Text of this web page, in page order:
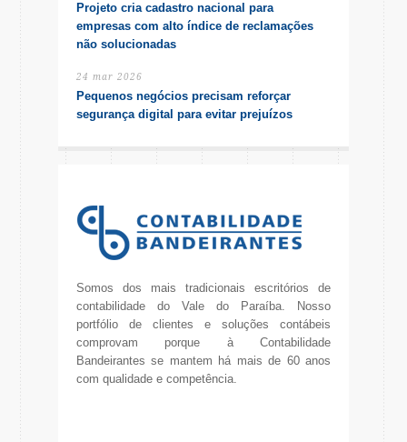
Projeto cria cadastro nacional para
empresas com alto índice de reclamações
não solucionadas
24 mar 2026
Pequenos negócios precisam reforçar
segurança digital para evitar prejuízos
Somos dos mais tradicionais escritórios de
contabilidade do Vale do Paraíba. Nosso
portfólio de clientes e soluções contábeis
comprovam porque à Contabilidade
Bandeirantes se mantem há mais de 60 anos
com qualidade e competência.